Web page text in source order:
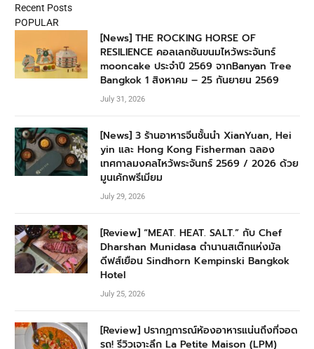
Recent Posts
POPULAR
[News] THE ROCKING HORSE OF
RESILIENCE คอลเลกชันขนมไหว้พระจันทร์
mooncake ประจำปี 2569 จากBanyan Tree
Bangkok 1 สิงหาคม – 25 กันยายน 2569
July 31, 2026
[News] 3 ร้านอาหารจีนชั้นนำ XianYuan, Hei
yin และ Hong Kong Fisherman ฉลอง
เทศกาลมงคลไหว้พระจันทร์ 2569 / 2026 ด้วย
มูนเค้กพรีเมียม
July 29, 2026
[Review] “MEAT. HEAT. SALT.” กับ Chef
Dharshan Munidasa ตำนานสเต๊กแห่งมัล
ดีฟส์เยือน Sindhorn Kempinski Bangkok
Hotel
July 25, 2026
[Review] ปรากฏการณ์ห้องอาหารแน่นถึงที่จอด
รถ! รีวิวเจาะลึก La Petite Maison (LPM)